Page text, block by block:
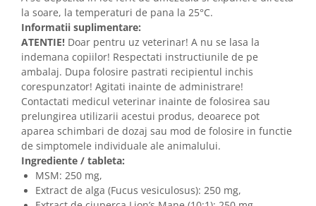
la soare, la temperaturi de pana la 25°C.
Informatii suplimentare:
ATENTIE! Doar pentru uz veterinar! A nu se lasa la
indemana copiilor! Respectati instructiunile de pe
ambalaj. Dupa folosire pastrati recipientul inchis
corespunzator! Agitati inainte de administrare!
Contactati medicul veterinar inainte de folosirea sau
prelungirea utilizarii acestui produs, deoarece pot
aparea schimbari de dozaj sau mod de folosire in functie
de simptomele individuale ale animalului.
Ingrediente / tableta:
MSM: 250 mg,
Extract de alga (Fucus vesiculosus): 250 mg,